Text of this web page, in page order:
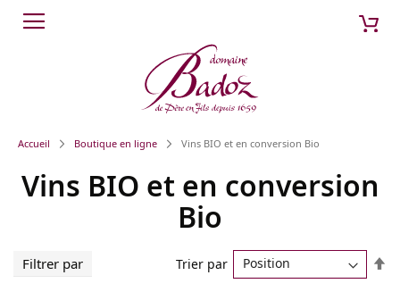
Aller
au
Accueil Boutique en ligne Vins BIO et en conversion Bio
Vins BIO et en conversion
Bio
Trier par
Filtrer par